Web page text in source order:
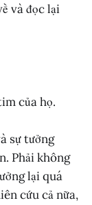
và đọc lại
của họ.
sự tưởng
Phải không
lại quá
cứu cả nữa,